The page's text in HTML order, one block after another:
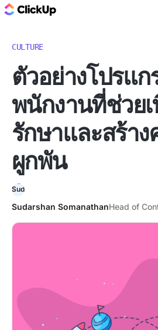
CULTURE
ตัวอย่างโปรแก
พนักงานที่ช่วย
รักษาและสร้า
ผูกพัน
Sudarshan SomanathanHead of